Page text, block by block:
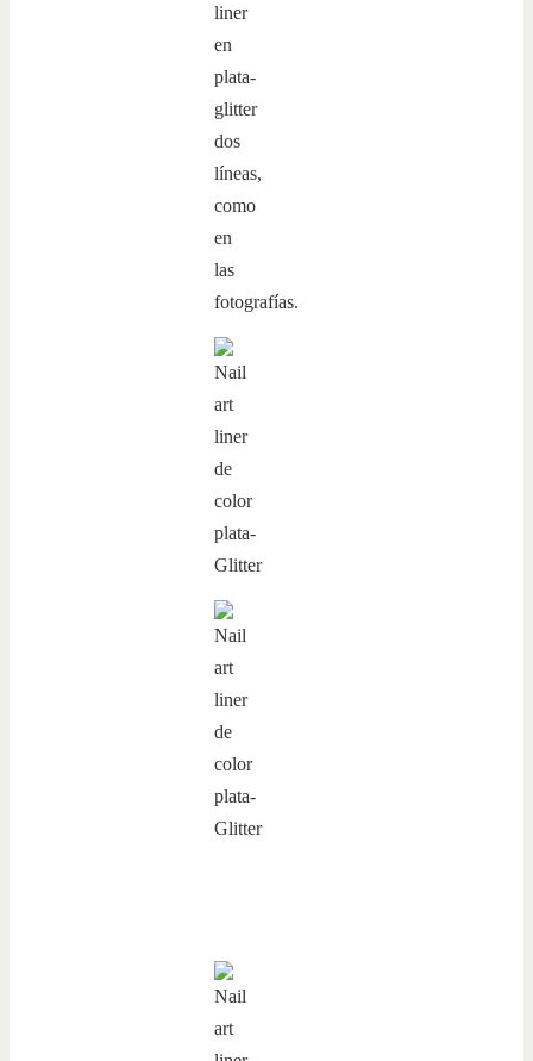
liner
en
plata-
glitter
dos
líneas,
como
en
las
fotografías.